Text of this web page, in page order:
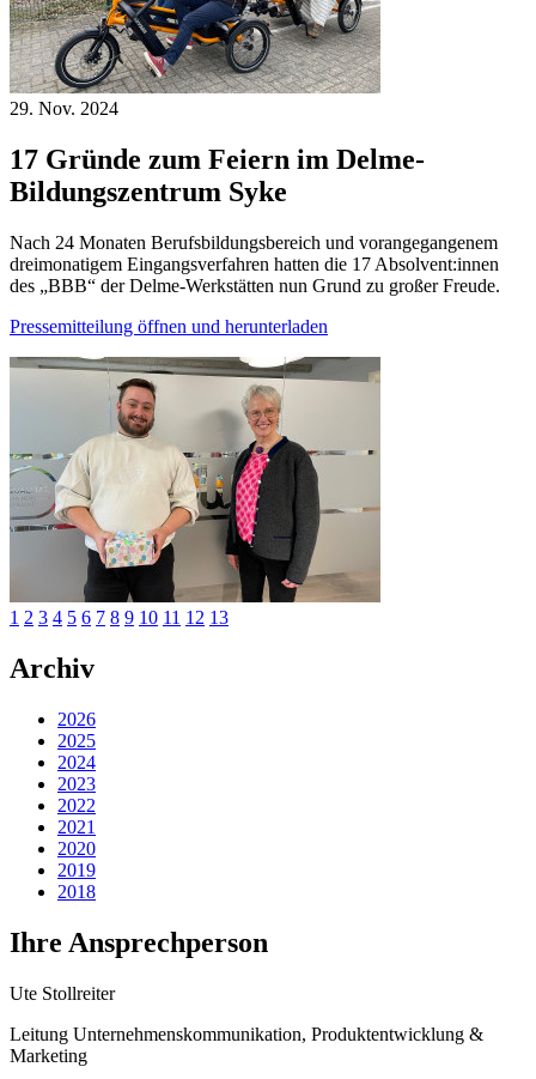
29. Nov. 2024
17 Gründe zum Feiern im Delme-
Bildungszentrum Syke
Nach 24 Monaten Berufsbildungsbereich und vorangegangenem
dreimonatigem Eingangsverfahren hatten die 17 Absolvent:innen
des „BBB“ der Delme-Werkstätten nun Grund zu großer Freude.
Pressemitteilung öffnen und herunterladen
1 2 3 4 5 6 7 8 9 10 11 12 13
Archiv
2026
2025
2024
2023
2022
2021
2020
2019
2018
Ihre Ansprechperson
Ute Stollreiter
Leitung Unternehmenskommunikation, Produktentwicklung &
Marketing